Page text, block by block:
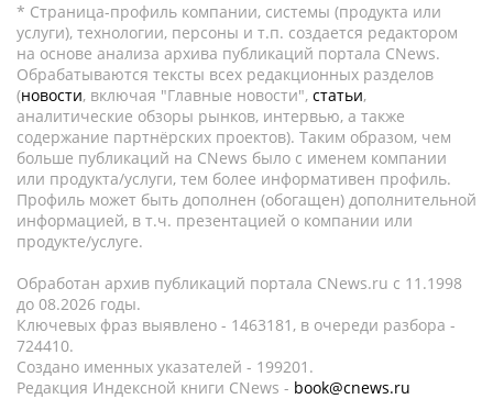
* Страница-профиль компании, системы (продукта или
услуги), технологии, персоны и т.п. создается редактором
на основе анализа архива публикаций портала CNews.
Обрабатываются тексты всех редакционных разделов
(новости, включая "Главные новости", статьи,
аналитические обзоры рынков, интервью, а также
содержание партнёрских проектов). Таким образом, чем
больше публикаций на CNews было с именем компании
или продукта/услуги, тем более информативен профиль.
Профиль может быть дополнен (обогащен) дополнительной
информацией, в т.ч. презентацией о компании или
продукте/услуге.
Обработан архив публикаций портала CNews.ru c 11.1998
до 08.2026 годы.
Ключевых фраз выявлено - 1463181, в очереди разбора -
724410.
Создано именных указателей - 199201.
Редакция Индексной книги CNews - book@cnews.ru